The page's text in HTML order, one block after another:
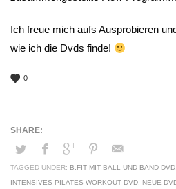
Ich freue mich aufs Ausprobieren
wie ich die Dvds finde!
0
TAGGED UNDER: B.FIT MIT BALL UND BAND DVD
INTENSIVES PILATES WORKOUT DVD
NEUE